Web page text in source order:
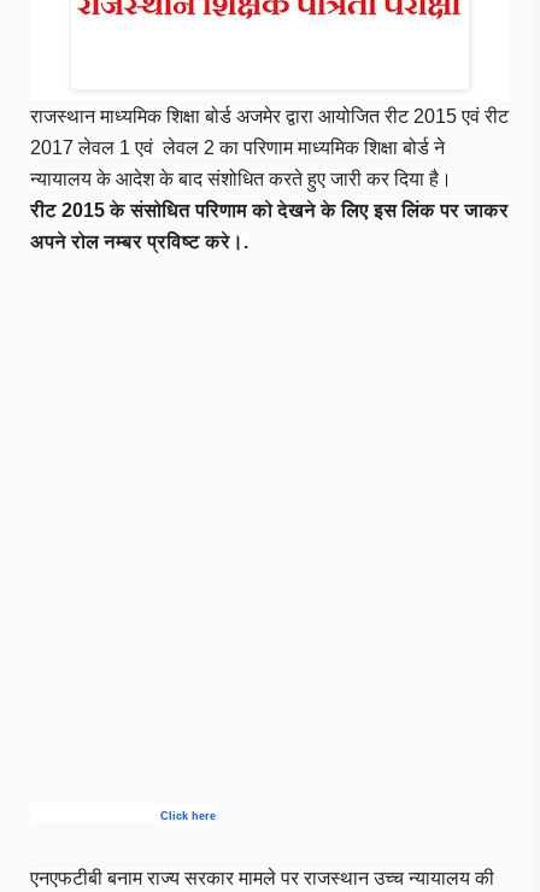
राजस्थान माध्यमिक शिक्षा बोर्ड अजमेर द्वारा आयोजित रीट 2015 एवं रीट
2017 लेवल 1 एवं लेवल 2 का परिणाम माध्यमिक शिक्षा बोर्ड ने
न्यायालय के आदेश के बाद संशोधित करते हुए जारी कर दिया है।
रीट 2015 के संसोधित परिणाम को देखने के लिए इस लिंक पर जाकर
अपने रोल नम्बर प्रविष्ट करे।.
Click here
एनएफटीबी बनाम राज्य सरकार मामले पर राजस्थान उच्च न्यायालय की